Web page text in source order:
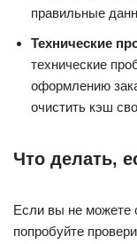
правильные
Технические
технические
оформлению
очистить кэш
Что делать,
Если вы не можете
попробуйте